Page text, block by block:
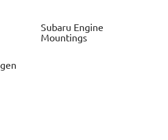
Subaru Engine
Mountings